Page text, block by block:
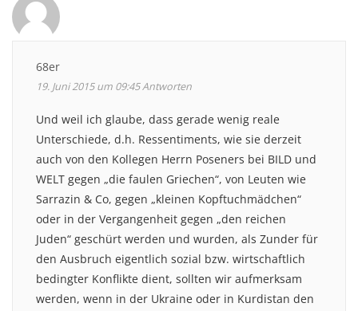
68er
19. Juni 2015 um 09:45Antworten
Und weil ich glaube, dass gerade wenig reale
Unterschiede, d.h. Ressentiments, wie sie derzeit
auch von den Kollegen Herrn Poseners bei BILD und
WELT gegen „die faulen Griechen“, von Leuten wie
Sarrazin & Co, gegen „kleinen Kopftuchmädchen“
oder in der Vergangenheit gegen „den reichen
Juden“ geschürt werden und wurden, als Zunder für
den Ausbruch eigentlich sozial bzw. wirtschaftlich
bedingter Konflikte dient, sollten wir aufmerksam
werden, wenn in der Ukraine oder in Kurdistan den